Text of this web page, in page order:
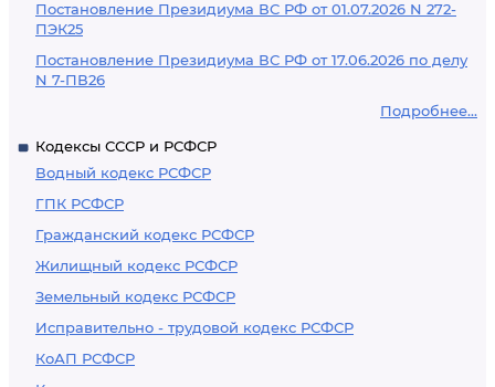
Постановление Президиума ВС РФ от 01.07.2026 N 272-
ПЭК25
Постановление Президиума ВС РФ от 17.06.2026 по делу
N 7-ПВ26
Подробнее...
Кодексы СССР и РСФСР
Водный кодекс РСФСР
ГПК РСФСР
Гражданский кодекс РСФСР
Жилищный кодекс РСФСР
Земельный кодекс РСФСР
Исправительно - трудовой кодекс РСФСР
КоАП РСФСР